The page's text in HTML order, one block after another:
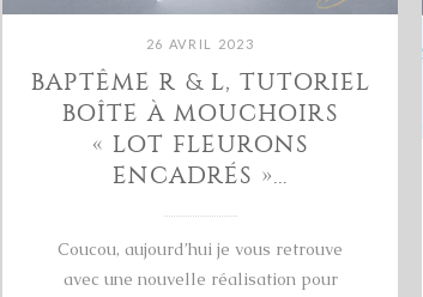
26 AVRIL 2023
BAPTÊME R & L, TUTORIEL
BOÎTE À MOUCHOIRS
« LOT FLEURONS
ENCADRÉS »…
Coucou, aujourd’hui je vous retrouve
avec une nouvelle réalisation pour